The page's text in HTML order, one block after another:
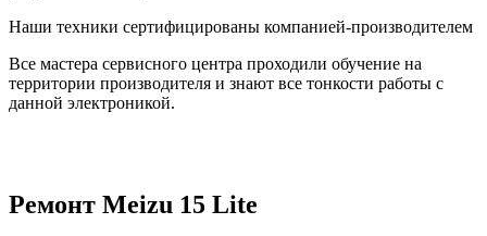
Наши техники сертифицированы компанией-производителем
Все мастера сервисного центра проходили обучение на
территории производителя и знают все тонкости работы с
данной электроникой.
Ремонт Meizu 15 Lite